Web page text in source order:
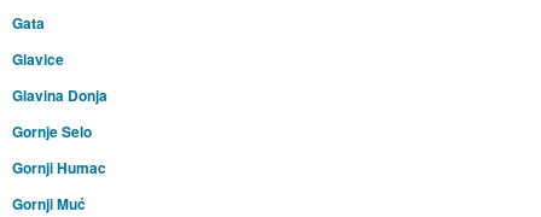
Gata
Glavice
Glavina Donja
Gornje Selo
Gornji Humac
Gornji Muć